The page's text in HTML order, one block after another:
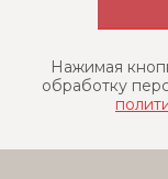
Нажимая
обработку